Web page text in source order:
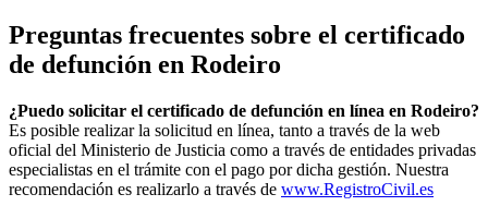
Preguntas frecuentes sobre el certificado
de defunción en Rodeiro
¿Puedo solicitar el certificado de defunción en línea en Rodeiro?
Es posible realizar la solicitud en línea, tanto a través de la web
oficial del Ministerio de Justicia como a través de entidades privadas
especialistas en el trámite con el pago por dicha gestión. Nuestra
recomendación es realizarlo a través de www.RegistroCivil.es